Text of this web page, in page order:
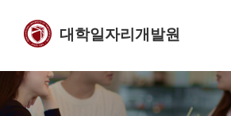
대학일자리개발원